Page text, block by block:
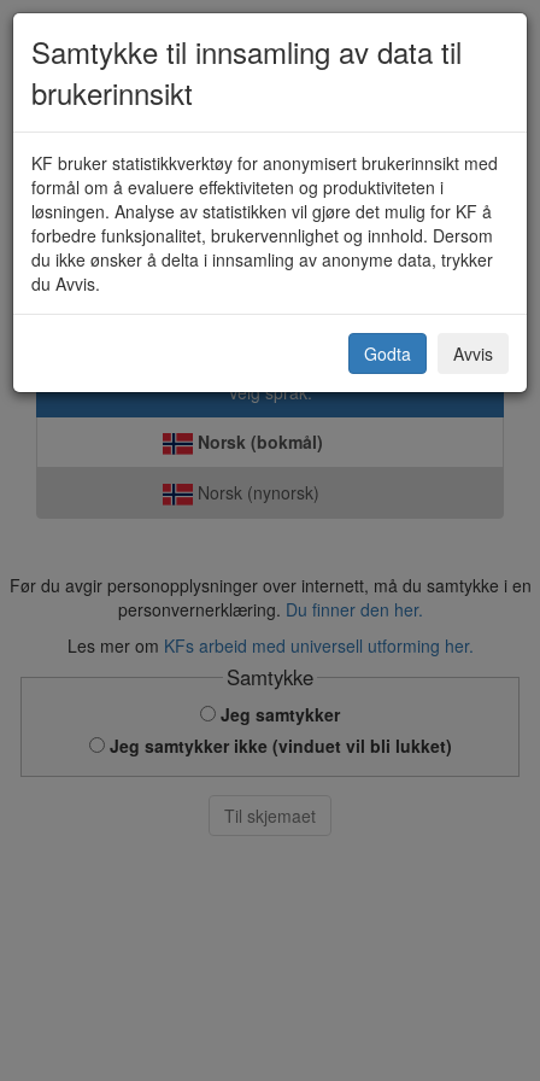
Lån/leie av gymnastikksal og
skolelokaler (KF-291)
Velg språk:
Norsk (bokmål)
Norsk (nynorsk)
Før du avgir personopplysninger over internett, må du samtykke i en
personvernerklæring. Du finner den her.
Les mer om KFs arbeid med universell utforming her.
Samtykke
Jeg samtykker
Jeg samtykker ikke (vinduet vil bli lukket)
Til skjemaet
Samtykke til innsamling av data til
brukerinnsikt
KF bruker statistikkverktøy for anonymisert brukerinnsikt med
formål om å evaluere effektiviteten og produktiviteten i
løsningen. Analyse av statistikken vil gjøre det mulig for KF å
forbedre funksjonalitet, brukervennlighet og innhold. Dersom
du ikke ønsker å delta i innsamling av anonyme data, trykker
du Avvis.
Godta Avvis